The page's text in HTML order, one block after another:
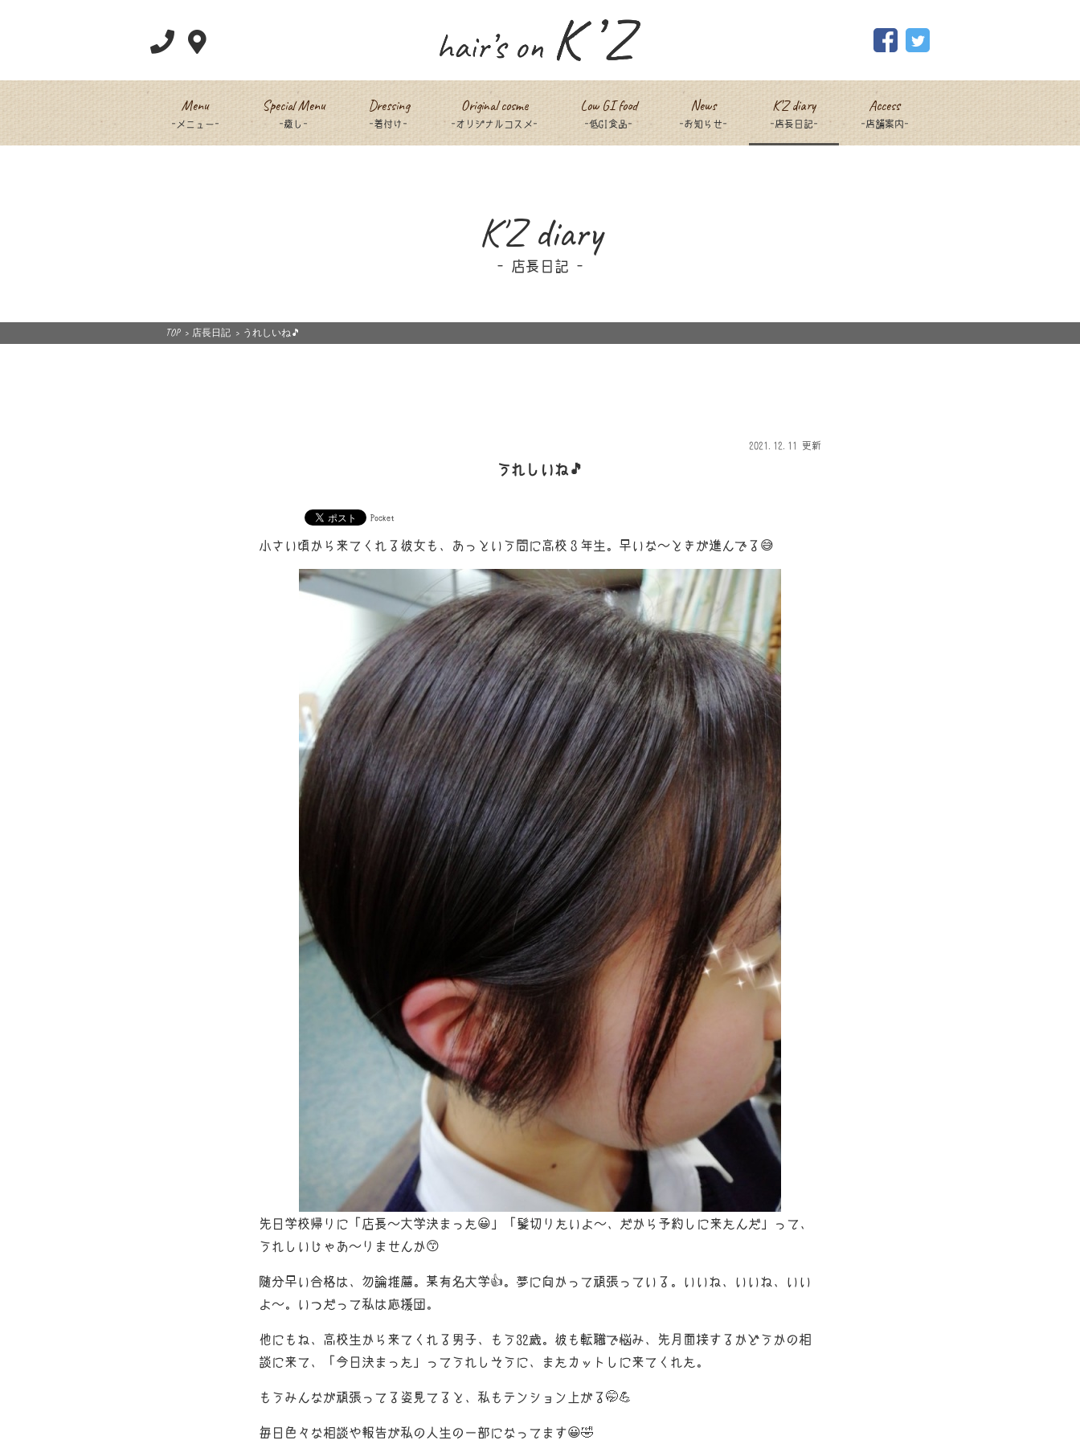
-メニュー-
Menu
-癒し-
Special Menu
-着付け-
Dressing
-オリジナルコスメ-
Original cosme
-低GI食品-
Low GI food
-お知らせ-
News
-店長日記-
K’Z diary
-店舗案内-
Access
K'Z diary
店長日記
TOP > 店長日記 > うれしいね🎵
2021.12.11 更新
うれしいね🎵
Pocket
小さい頃から来てくれる彼女も、あっという間に高校３年生。早いな～ときが進んでる😅
先日学校帰りに「店長～大学決まった😀」「髪切りたいよ～、だから予約しに来たんだ」って、
うれしいじゃあ～りませんか😙
随分早い合格は、勿論推薦。某有名大学👍。夢に向かって頑張っている。いいね、いいね、いい
よ～。いつだって私は応援団。
他にもね、高校生から来てくれる男子、もう32歳。彼も転職で悩み、先月面接するかどうかの相
談に来て、「今日決まった」ってうれしそうに、またカットしに来てくれた。
もうみんなが頑張ってる姿見てると、私もテンション上がる🤭💪
毎日色々な相談や報告が私の人生の一部になってます😀🤣